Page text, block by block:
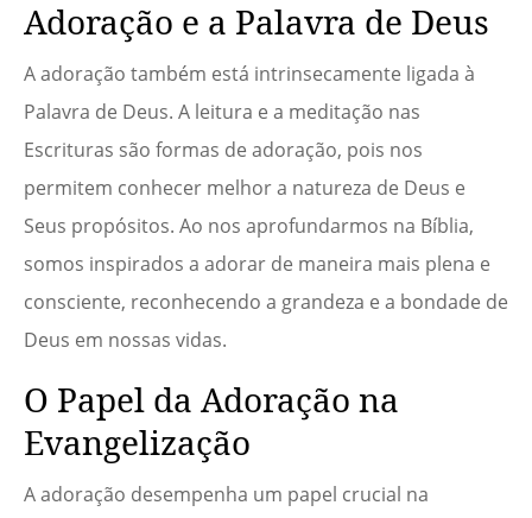
Adoração e a Palavra de Deus
A adoração também está intrinsecamente ligada à
Palavra de Deus. A leitura e a meditação nas
Escrituras são formas de adoração, pois nos
permitem conhecer melhor a natureza de Deus e
Seus propósitos. Ao nos aprofundarmos na Bíblia,
somos inspirados a adorar de maneira mais plena e
consciente, reconhecendo a grandeza e a bondade de
Deus em nossas vidas.
O Papel da Adoração na
Evangelização
A adoração desempenha um papel crucial na